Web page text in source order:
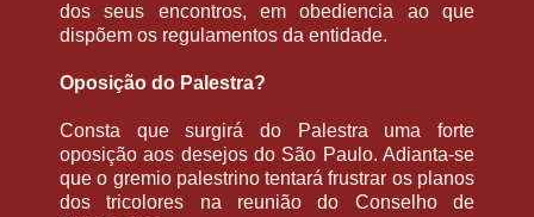
dos seus encontros, em obediencia ao que
dispõem os regulamentos da entidade.
Oposição do Palestra?
Consta que surgirá do Palestra uma forte
oposição aos desejos do São Paulo. Adianta-se
que o gremio palestrino tentará frustrar os planos
dos tricolores na reunião do Conselho de